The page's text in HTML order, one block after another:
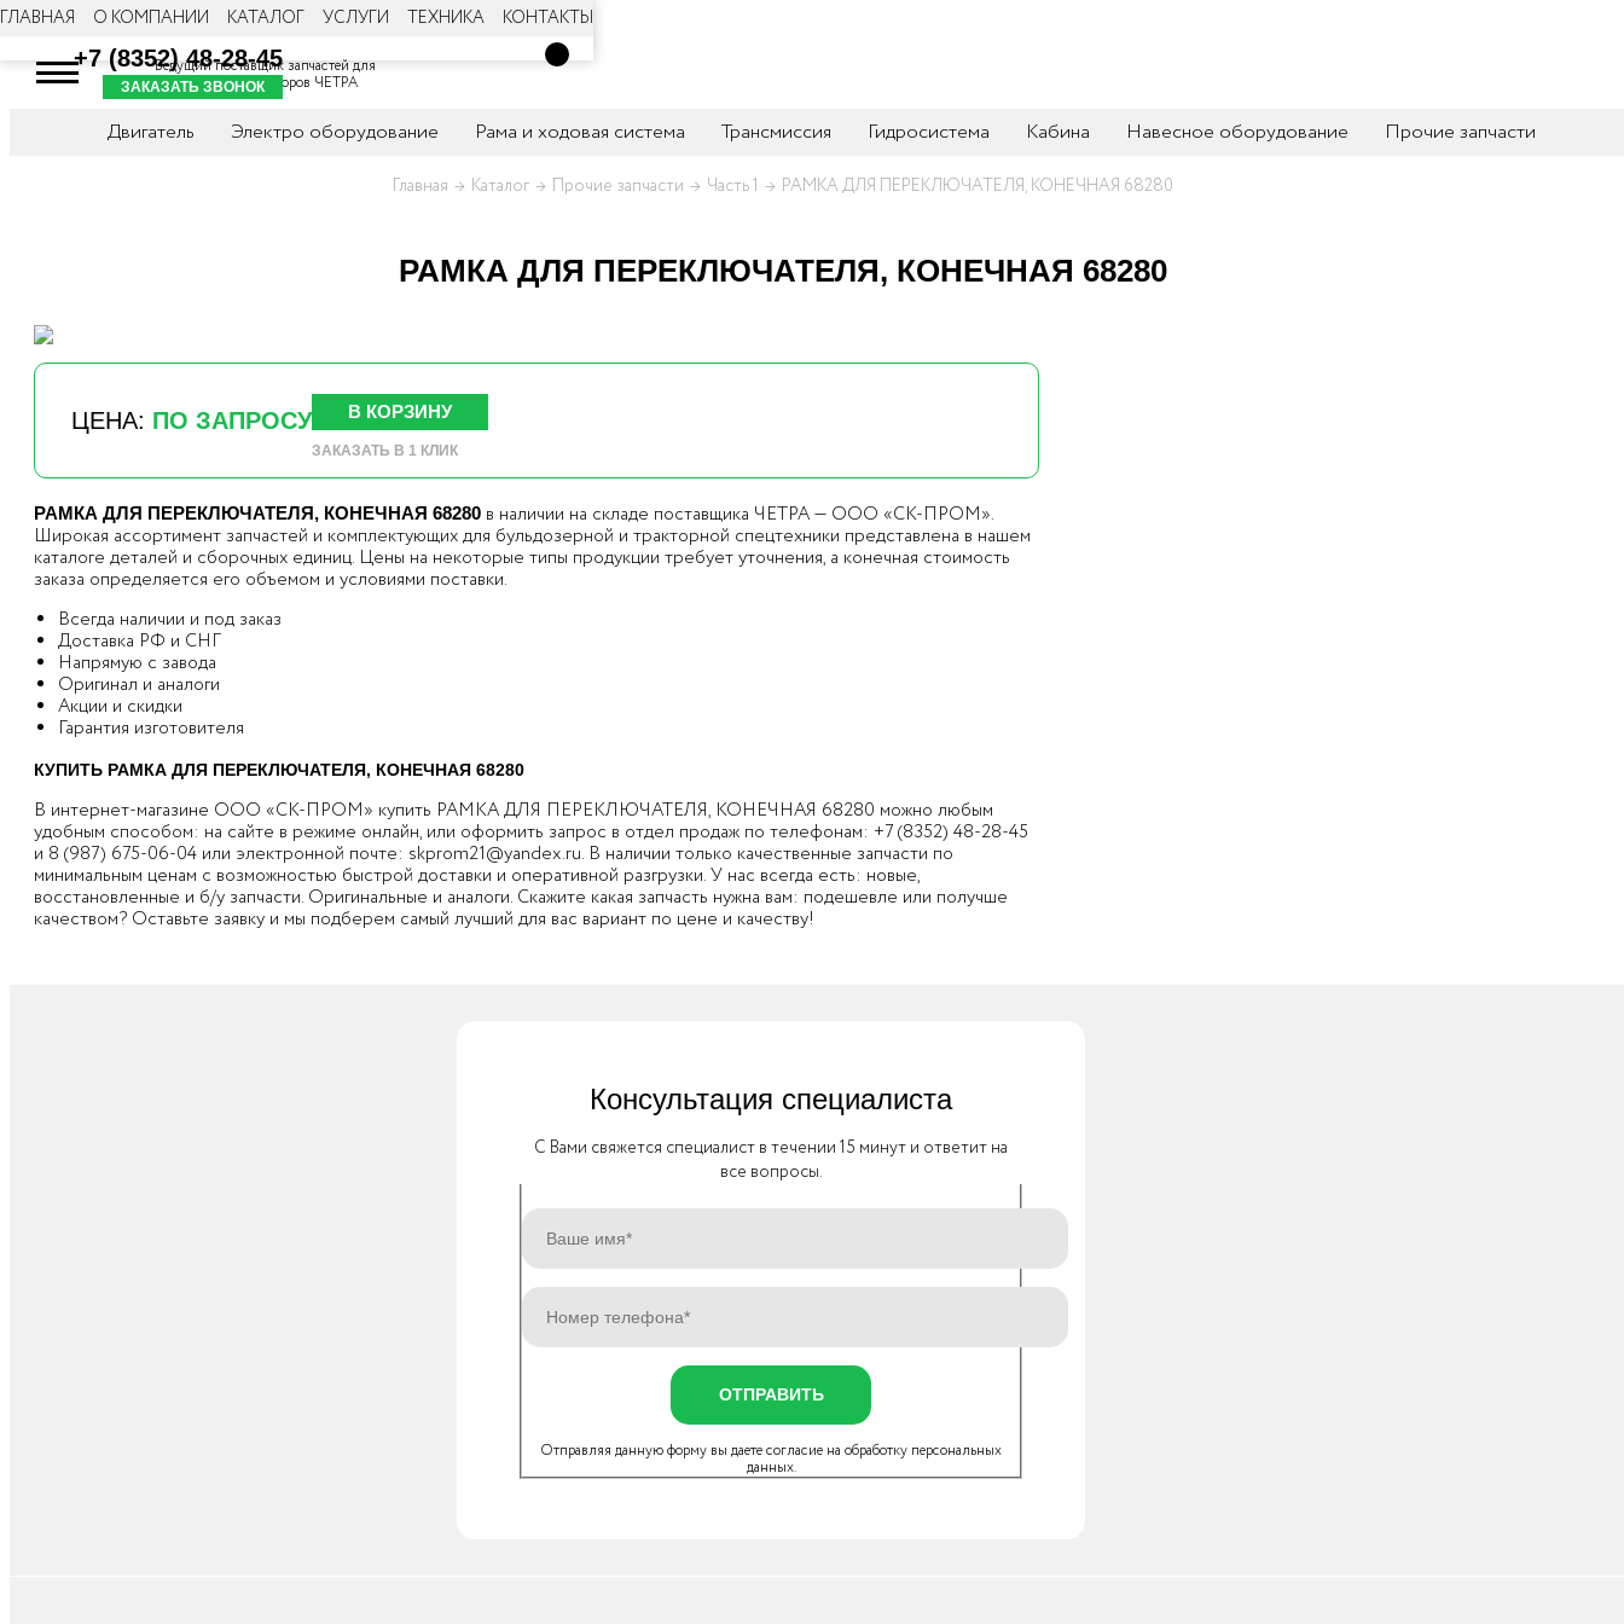
ГЛАВНАЯ О КОМПАНИИ КАТАЛОГ УСЛУГИ ТЕХНИКА КОНТАКТЫ
Ведущий поставщик запчастей для
бульдозеров и тракторов ЧЕТРА
+7 (8352) 48-28-45
ЗАКАЗАТЬ ЗВОНОК
Двигатель Электро оборудование Рама и ходовая система Трансмиссия Гидросистема Кабина Навесное оборудование Прочие запчасти
Главная Каталог Прочие запчасти Часть 1 РАМКА ДЛЯ ПЕРЕКЛЮЧАТЕЛЯ, КОНЕЧНАЯ 68280
РАМКА ДЛЯ ПЕРЕКЛЮЧАТЕЛЯ, КОНЕЧНАЯ 68280
ЦЕНА: ПО ЗАПРОСУ В КОРЗИНУ
ЗАКАЗАТЬ В 1 КЛИК
РАМКА ДЛЯ ПЕРЕКЛЮЧАТЕЛЯ, КОНЕЧНАЯ 68280 в наличии на складе поставщика ЧЕТРА — ООО «СК-ПРОМ».
Широкая ассортимент запчастей и комплектующих для бульдозерной и тракторной спецтехники представлена в нашем
каталоге деталей и сборочных единиц. Цены на некоторые типы продукции требует уточнения, а конечная стоимость
заказа определяется его объемом и условиями поставки.
Всегда наличии и под заказ
Доставка РФ и СНГ
Напрямую с завода
Оригинал и аналоги
Акции и скидки
Гарантия изготовителя
КУПИТЬ РАМКА ДЛЯ ПЕРЕКЛЮЧАТЕЛЯ, КОНЕЧНАЯ 68280
В интернет-магазине ООО «СК-ПРОМ» купить РАМКА ДЛЯ ПЕРЕКЛЮЧАТЕЛЯ, КОНЕЧНАЯ 68280 можно любым
удобным способом: на сайте в режиме онлайн, или оформить запрос в отдел продаж по телефонам: +7 (8352) 48-28-45
и 8 (987) 675-06-04 или электронной почте: skprom21@yandex.ru. В наличии только качественные запчасти по
минимальным ценам с возможностью быстрой доставки и оперативной разгрузки. У нас всегда есть: новые,
восстановленные и б/у запчасти. Оригинальные и аналоги. Скажите какая запчасть нужна вам: подешевле или получше
качеством? Оставьте заявку и мы подберем самый лучший для вас вариант по цене и качеству!
Консультация специалиста
C Вами свяжется специалист в течении 15 минут и ответит на
все вопросы.
ОТПРАВИТЬ
Отправляя данную форму вы даете согласие на обработку персональных
данных.